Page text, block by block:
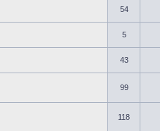
54
5
43
99
118